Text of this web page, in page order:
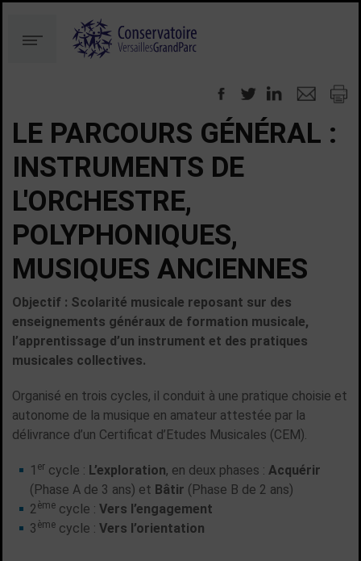
au
contenu
à
Menu
LE PARCOURS GÉNÉRAL :
INSTRUMENTS DE
L'ORCHESTRE,
POLYPHONIQUES,
MUSIQUES ANCIENNES
Objectif : Scolarité musicale reposant sur des
enseignements généraux de formation musicale,
l’apprentissage d’un instrument et des pratiques
musicales collectives.
Organisé en trois cycles, il conduit à une pratique choisie et
autonome de la musique en amateur attestée par la
délivrance d’un Certificat d’Etudes Musicales (CEM).
1 er cycle : L’exploration, en deux phases : Acquérir
(Phase A de 3 ans) et Bâtir (Phase B de 2 ans)
2ème cycle : Vers l’engagement
3 ème cycle : Vers l’orientation